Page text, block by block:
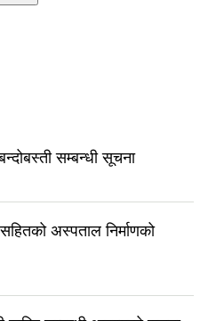
सम्बन्धी सूचना
अस्पताल निर्माणको